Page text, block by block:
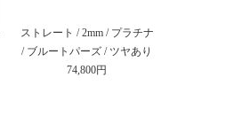
ストレート / 2mm / プラチナ
/ ブルートパーズ / ツヤあり
74,800円